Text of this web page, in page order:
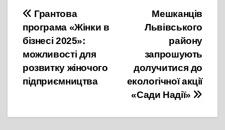
Навігація
записів
Мешканців
Львівського
району
запрошують
долучитися до
екологічної акції
«Сади Надії»
Грантова
програма «Жінки в
бізнесі 2025»:
можливості для
розвитку жіночого
підприємництва